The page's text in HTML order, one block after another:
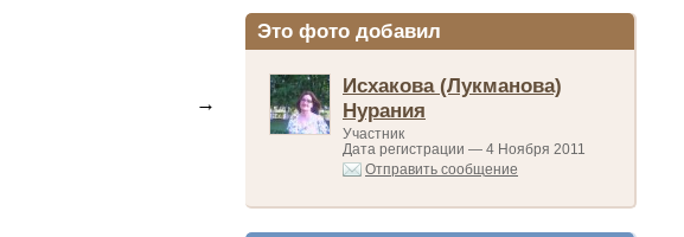
Это фото добавил
Исхакова (Лукманова)
Нурания
Участник
Дата регистрации — 4 Ноября 2011
Отправить сообщение
→